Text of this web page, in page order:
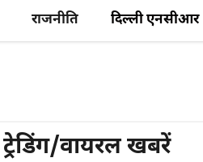
राजनीति दिल्ली एनसीआर
ट्रेडिंग/वायरल खबरें